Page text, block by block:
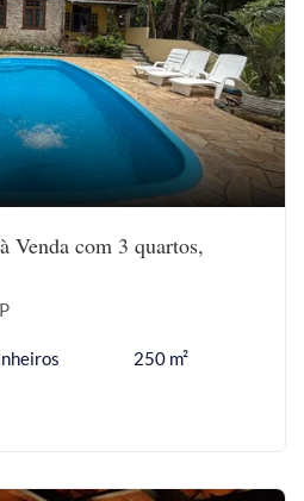
Venda com 3 quartos,
250 m²